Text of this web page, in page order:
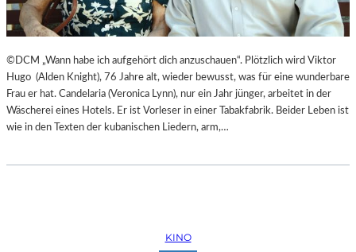
©DCM „Wann habe ich aufgehört dich anzuschauen“. Plötzlich wird Viktor
Hugo (Alden Knight), 76 Jahre alt, wieder bewusst, was für eine wunderbare
Frau er hat. Candelaria (Veronica Lynn), nur ein Jahr jünger, arbeitet in der
Wäscherei eines Hotels. Er ist Vorleser in einer Tabakfabrik. Beider Leben ist
wie in den Texten der kubanischen Liedern, arm,…
KINO